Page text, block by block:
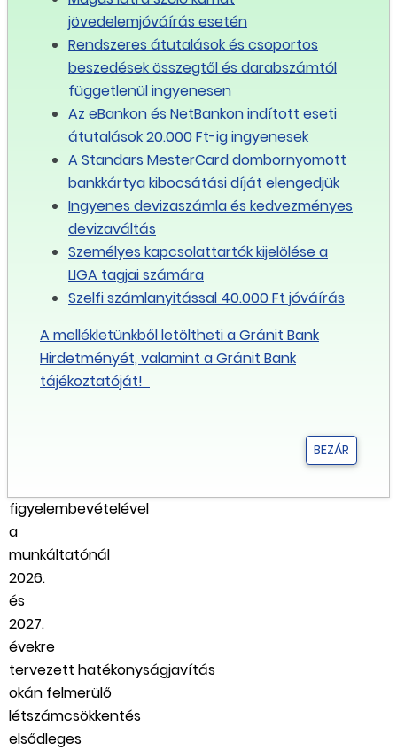
törekednek
bértömeg
növekedés
Létszámintézkedésekre
vonatkozó
megállapodások
figyelembevételével
a
munkáltatónál
2026.
és
2027.
évekre
tervezett hatékonyságjavítás
okán felmerülő
létszámcsökkentés
elsődleges
jövedelemjóváírás esetén
Rendszeres átutalások és csoportos
beszedések összegtől és darabszámtól
függetlenül ingyenesen
Az eBankon és NetBankon indított eseti
átutalások 20.000 Ft-ig ingyenesek
A Standars MesterCard dombornyomott
bankkártya kibocsátási díját elengedjük
Ingyenes devizaszámla és kedvezményes
devizaváltás
Személyes kapcsolattartók kijelölése a
LIGA tagjai számára
Szelfi számlanyitással 40.000 Ft jóváírás
A mellékletünkből letöltheti a Gránit Bank
Hirdetményét, valamint a Gránit Bank
tájékoztatóját!
BEZÁR